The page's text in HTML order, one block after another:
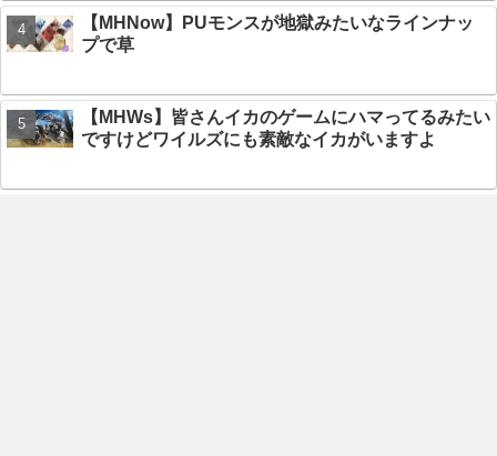
【MHNow】PUモンスが地獄みたいなラインナッ
プで草
【MHWs】皆さんイカのゲームにハマってるみたい
ですけどワイルズにも素敵なイカがいますよ